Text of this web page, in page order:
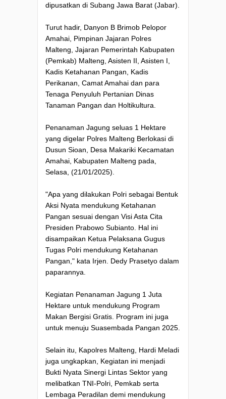
dipusatkan di Subang Jawa Barat (Jabar).
Turut hadir, Danyon B Brimob Pelopor
Amahai, Pimpinan Jajaran Polres
Malteng, Jajaran Pemerintah Kabupaten
(Pemkab) Malteng, Asisten II, Asisten I,
Kadis Ketahanan Pangan, Kadis
Perikanan, Camat Amahai dan para
Tenaga Penyuluh Pertanian Dinas
Tanaman Pangan dan Holtikultura.
Penanaman Jagung seluas 1 Hektare
yang digelar Polres Malteng Berlokasi di
Dusun Sioan, Desa Makariki Kecamatan
Amahai, Kabupaten Malteng pada,
Selasa, (21/01/2025).
"Apa yang dilakukan Polri sebagai Bentuk
Aksi Nyata mendukung Ketahanan
Pangan sesuai dengan Visi Asta Cita
Presiden Prabowo Subianto. Hal ini
disampaikan Ketua Pelaksana Gugus
Tugas Polri mendukung Ketahanan
Pangan," kata Irjen. Dedy Prasetyo dalam
paparannya.
Kegiatan Penanaman Jagung 1 Juta
Hektare untuk mendukung Program
Makan Bergisi Gratis. Program ini juga
untuk menuju Suasembada Pangan 2025.
Selain itu, Kapolres Malteng, Hardi Meladi
juga ungkapkan, Kegiatan ini menjadi
Bukti Nyata Sinergi Lintas Sektor yang
melibatkan TNI-Polri, Pemkab serta
Lembaga Peradilan demi mendukung